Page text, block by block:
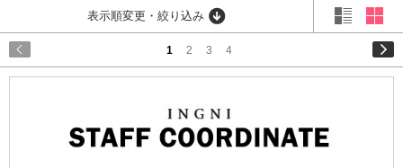
表示順変更・絞り込み
1 2 3 4